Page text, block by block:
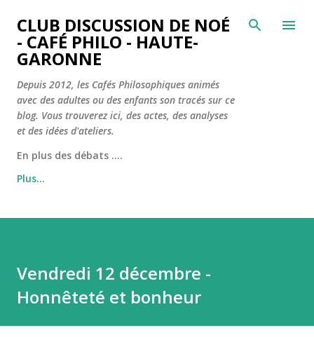
Accéder au contenu principal
CLUB DISCUSSION DE NOÉ
- CAFÉ PHILO - HAUTE-
GARONNE
Depuis 2012, les Cafés Philosophiques animés
avec des adultes ou des enfants son tracés sur ce
blog. Vous trouverez ici, des actes, des analyses
et des idées d'ateliers.
En plus des débats ....
Plus…
Vendredi 12 décembre -
Honnêteté et bonheur